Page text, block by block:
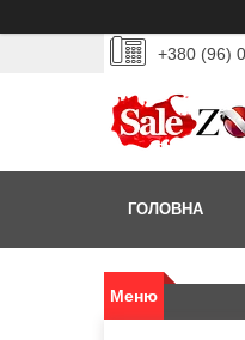
+380 (96)
ГОЛОВНА